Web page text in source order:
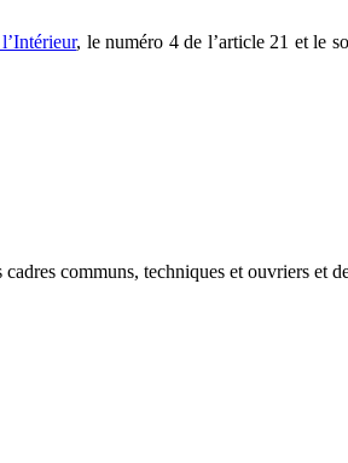
, le numéro 4 de l’article 21 et le
communs, techniques et ouvriers et